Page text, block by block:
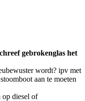
gebrokenglas het
wordt? ipv met
aan te moeten
op diesel of